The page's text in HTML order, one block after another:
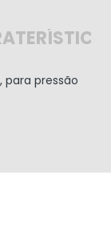
para pressão